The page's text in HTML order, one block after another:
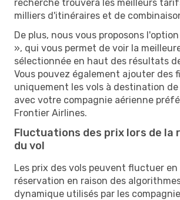
recherche trouvera les meilleurs
milliers d'itinéraires et de
De plus, nous vous proposons
», qui vous permet de voir la
sélectionnée en haut des résultats
Vous pouvez également ajouter des
uniquement les vols à destination de
avec votre compagnie aérienne
Frontier Airlines.
Fluctuations des prix lors de la
du vol
Les prix des vols peuvent fluctuer en
réservation en raison des
dynamique utilisés par les